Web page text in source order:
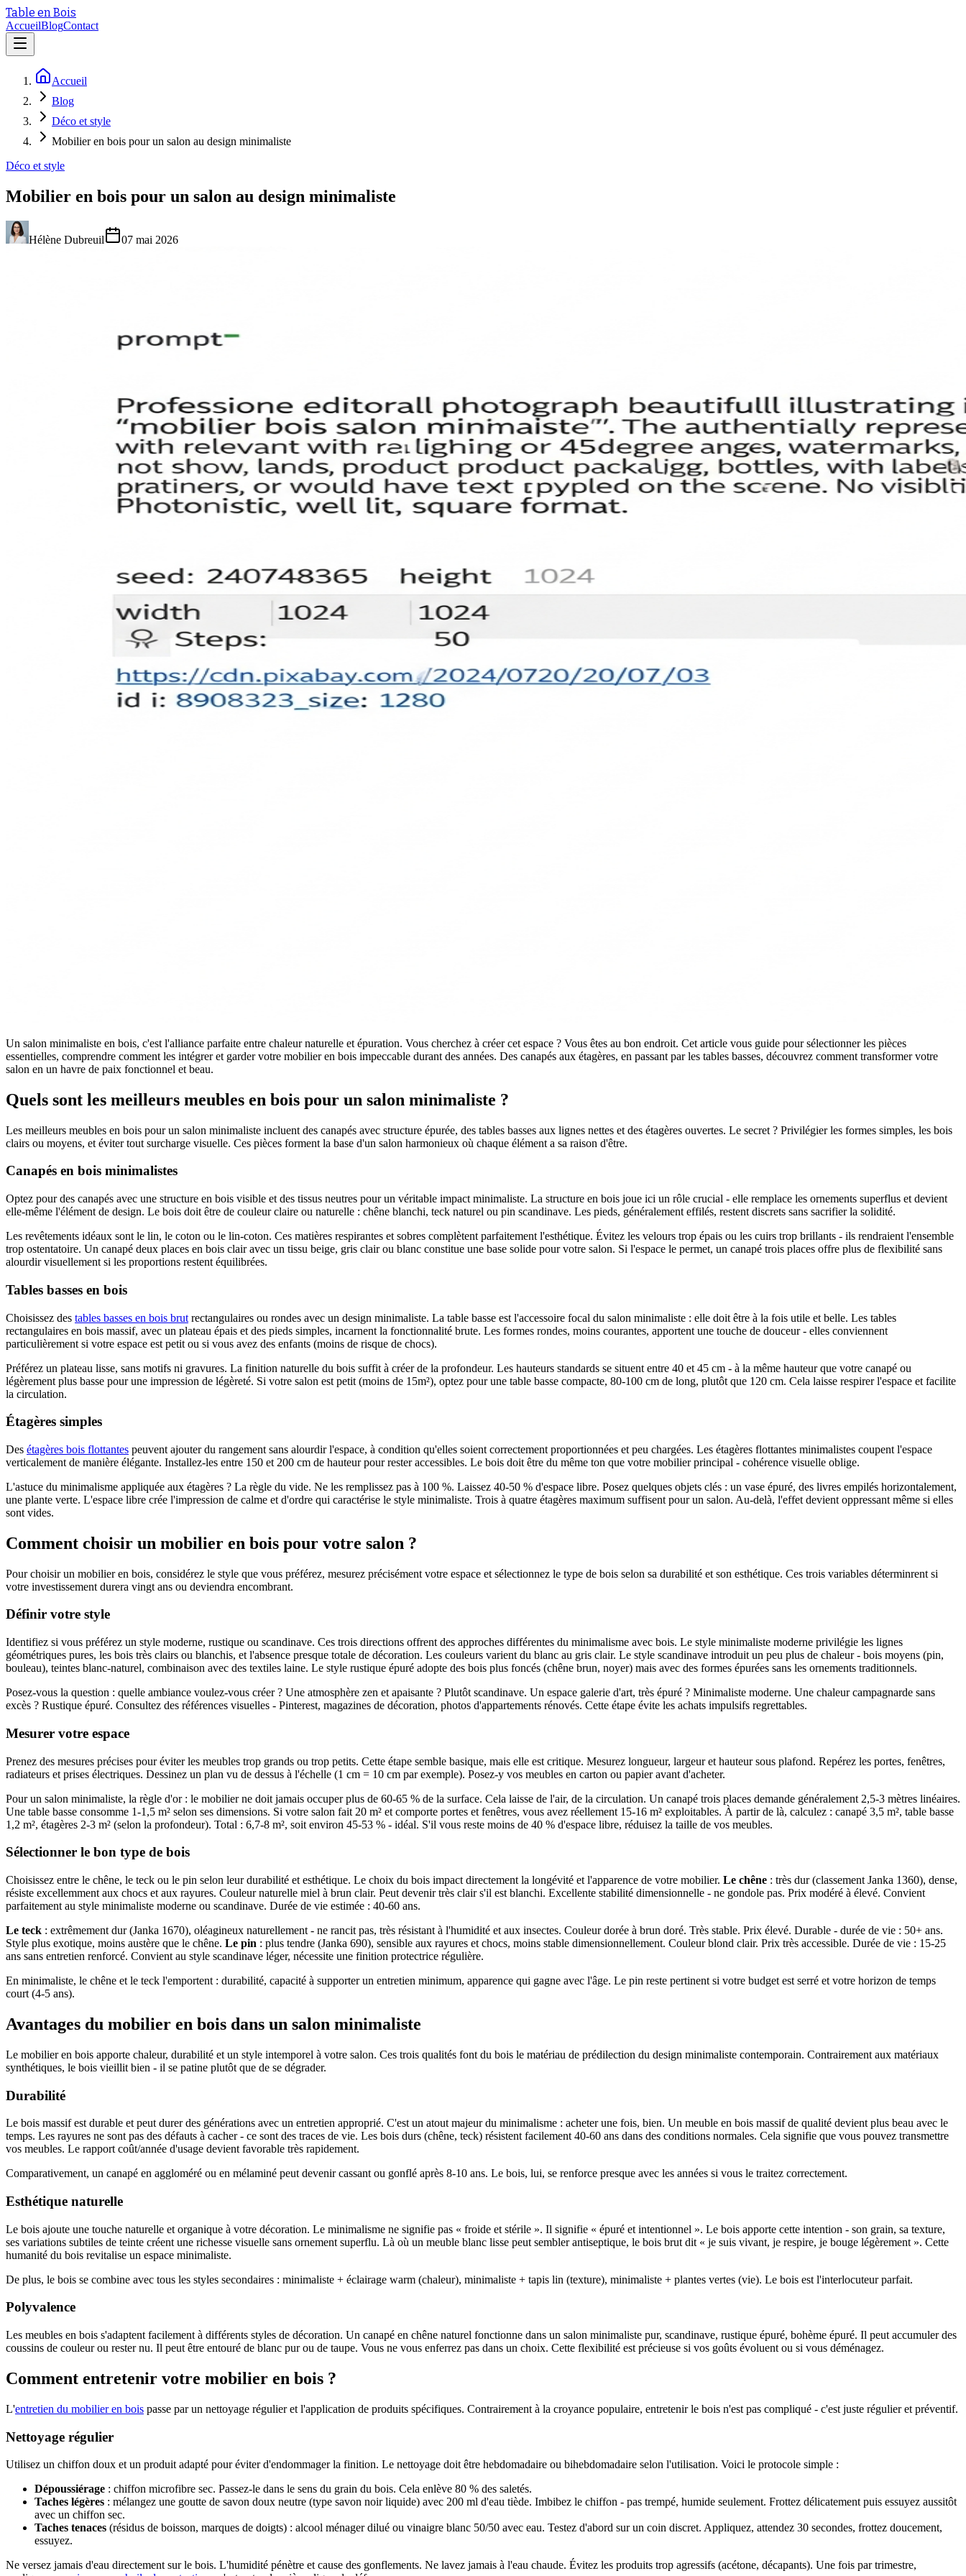
Table en Bois
AccueilBlogContact
Accueil
Blog
Déco et style
Mobilier en bois pour un salon au design minimaliste
Déco et style
Mobilier en bois pour un salon au design minimaliste
Hélène Dubreuil 07 mai 2026
Un salon minimaliste en bois, c'est l'alliance parfaite entre chaleur naturelle et épuration. Vous cherchez à créer cet espace ? Vous êtes au bon endroit. Cet article vous guide pour sélectionner les pièces
essentielles, comprendre comment les intégrer et garder votre mobilier en bois impeccable durant des années. Des canapés aux étagères, en passant par les tables basses, découvrez comment transformer votre
salon en un havre de paix fonctionnel et beau.
Quels sont les meilleurs meubles en bois pour un salon minimaliste ?
Les meilleurs meubles en bois pour un salon minimaliste incluent des canapés avec structure épurée, des tables basses aux lignes nettes et des étagères ouvertes. Le secret ? Privilégier les formes simples, les bois
clairs ou moyens, et éviter tout surcharge visuelle. Ces pièces forment la base d'un salon harmonieux où chaque élément a sa raison d'être.
Canapés en bois minimalistes
Optez pour des canapés avec une structure en bois visible et des tissus neutres pour un véritable impact minimaliste. La structure en bois joue ici un rôle crucial - elle remplace les ornements superflus et devient
elle-même l'élément de design. Le bois doit être de couleur claire ou naturelle : chêne blanchi, teck naturel ou pin scandinave. Les pieds, généralement effilés, restent discrets sans sacrifier la solidité.
Les revêtements idéaux sont le lin, le coton ou le lin-coton. Ces matières respirantes et sobres complètent parfaitement l'esthétique. Évitez les velours trop épais ou les cuirs trop brillants - ils rendraient l'ensemble
trop ostentatoire. Un canapé deux places en bois clair avec un tissu beige, gris clair ou blanc constitue une base solide pour votre salon. Si l'espace le permet, un canapé trois places offre plus de flexibilité sans
alourdir visuellement si les proportions restent équilibrées.
Tables basses en bois
Choisissez des tables basses en bois brut rectangulaires ou rondes avec un design minimaliste. La table basse est l'accessoire focal du salon minimaliste : elle doit être à la fois utile et belle. Les tables
rectangulaires en bois massif, avec un plateau épais et des pieds simples, incarnent la fonctionnalité brute. Les formes rondes, moins courantes, apportent une touche de douceur - elles conviennent
particulièrement si votre espace est petit ou si vous avez des enfants (moins de risque de chocs).
Préférez un plateau lisse, sans motifs ni gravures. La finition naturelle du bois suffit à créer de la profondeur. Les hauteurs standards se situent entre 40 et 45 cm - à la même hauteur que votre canapé ou
légèrement plus basse pour une impression de légèreté. Si votre salon est petit (moins de 15m²), optez pour une table basse compacte, 80-100 cm de long, plutôt que 120 cm. Cela laisse respirer l'espace et facilite
la circulation.
Étagères simples
Des étagères bois flottantes peuvent ajouter du rangement sans alourdir l'espace, à condition qu'elles soient correctement proportionnées et peu chargées. Les étagères flottantes minimalistes coupent l'espace
verticalement de manière élégante. Installez-les entre 150 et 200 cm de hauteur pour rester accessibles. Le bois doit être du même ton que votre mobilier principal - cohérence visuelle oblige.
L'astuce du minimalisme appliquée aux étagères ? La règle du vide. Ne les remplissez pas à 100 %. Laissez 40-50 % d'espace libre. Posez quelques objets clés : un vase épuré, des livres empilés horizontalement,
une plante verte. L'espace libre crée l'impression de calme et d'ordre qui caractérise le style minimaliste. Trois à quatre étagères maximum suffisent pour un salon. Au-delà, l'effet devient oppressant même si elles
sont vides.
Comment choisir un mobilier en bois pour votre salon ?
Pour choisir un mobilier en bois, considérez le style que vous préférez, mesurez précisément votre espace et sélectionnez le type de bois selon sa durabilité et son esthétique. Ces trois variables déterminrent si
votre investissement durera vingt ans ou deviendra encombrant.
Définir votre style
Identifiez si vous préférez un style moderne, rustique ou scandinave. Ces trois directions offrent des approches différentes du minimalisme avec bois. Le style minimaliste moderne privilégie les lignes
géométriques pures, les bois très clairs ou blanchis, et l'absence presque totale de décoration. Les couleurs varient du blanc au gris clair. Le style scandinave introduit un peu plus de chaleur - bois moyens (pin,
bouleau), teintes blanc-naturel, combinaison avec des textiles laine. Le style rustique épuré adopte des bois plus foncés (chêne brun, noyer) mais avec des formes épurées sans les ornements traditionnels.
Posez-vous la question : quelle ambiance voulez-vous créer ? Une atmosphère zen et apaisante ? Plutôt scandinave. Un espace galerie d'art, très épuré ? Minimaliste moderne. Une chaleur campagnarde sans
excès ? Rustique épuré. Consultez des références visuelles - Pinterest, magazines de décoration, photos d'appartements rénovés. Cette étape évite les achats impulsifs regrettables.
Mesurer votre espace
Prenez des mesures précises pour éviter les meubles trop grands ou trop petits. Cette étape semble basique, mais elle est critique. Mesurez longueur, largeur et hauteur sous plafond. Repérez les portes, fenêtres,
radiateurs et prises électriques. Dessinez un plan vu de dessus à l'échelle (1 cm = 10 cm par exemple). Posez-y vos meubles en carton ou papier avant d'acheter.
Pour un salon minimaliste, la règle d'or : le mobilier ne doit jamais occuper plus de 60-65 % de la surface. Cela laisse de l'air, de la circulation. Un canapé trois places demande généralement 2,5-3 mètres linéaires.
Une table basse consomme 1-1,5 m² selon ses dimensions. Si votre salon fait 20 m² et comporte portes et fenêtres, vous avez réellement 15-16 m² exploitables. À partir de là, calculez : canapé 3,5 m², table basse
1,2 m², étagères 2-3 m² (selon la profondeur). Total : 6,7-8 m², soit environ 45-53 % - idéal. S'il vous reste moins de 40 % d'espace libre, réduisez la taille de vos meubles.
Sélectionner le bon type de bois
Choisissez entre le chêne, le teck ou le pin selon leur durabilité et esthétique. Le choix du bois impact directement la longévité et l'apparence de votre mobilier. Le chêne : très dur (classement Janka 1360), dense,
résiste excellemment aux chocs et aux rayures. Couleur naturelle miel à brun clair. Peut devenir très clair s'il est blanchi. Excellente stabilité dimensionnelle - ne gondole pas. Prix modéré à élevé. Convient
parfaitement au style minimaliste moderne ou scandinave. Durée de vie estimée : 40-60 ans.
Le teck : extrêmement dur (Janka 1670), oléagineux naturellement - ne rancit pas, très résistant à l'humidité et aux insectes. Couleur dorée à brun doré. Très stable. Prix élevé. Durable - durée de vie : 50+ ans.
Style plus exotique, moins austère que le chêne. Le pin : plus tendre (Janka 690), sensible aux rayures et chocs, moins stable dimensionnellement. Couleur blond clair. Prix très accessible. Durée de vie : 15-25
ans sans entretien renforcé. Convient au style scandinave léger, nécessite une finition protectrice régulière.
En minimaliste, le chêne et le teck l'emportent : durabilité, capacité à supporter un entretien minimum, apparence qui gagne avec l'âge. Le pin reste pertinent si votre budget est serré et votre horizon de temps
court (4-5 ans).
Avantages du mobilier en bois dans un salon minimaliste
Le mobilier en bois apporte chaleur, durabilité et un style intemporel à votre salon. Ces trois qualités font du bois le matériau de prédilection du design minimaliste contemporain. Contrairement aux matériaux
synthétiques, le bois vieillit bien - il se patine plutôt que de se dégrader.
Durabilité
Le bois massif est durable et peut durer des générations avec un entretien approprié. C'est un atout majeur du minimalisme : acheter une fois, bien. Un meuble en bois massif de qualité devient plus beau avec le
temps. Les rayures ne sont pas des défauts à cacher - ce sont des traces de vie. Les bois durs (chêne, teck) résistent facilement 40-60 ans dans des conditions normales. Cela signifie que vous pouvez transmettre
vos meubles. Le rapport coût/année d'usage devient favorable très rapidement.
Comparativement, un canapé en aggloméré ou en mélaminé peut devenir cassant ou gonflé après 8-10 ans. Le bois, lui, se renforce presque avec les années si vous le traitez correctement.
Esthétique naturelle
Le bois ajoute une touche naturelle et organique à votre décoration. Le minimalisme ne signifie pas « froide et stérile ». Il signifie « épuré et intentionnel ». Le bois apporte cette intention - son grain, sa texture,
ses variations subtiles de teinte créent une richesse visuelle sans ornement superflu. Là où un meuble blanc lisse peut sembler antiseptique, le bois brut dit « je suis vivant, je respire, je bouge légèrement ». Cette
humanité du bois revitalise un espace minimaliste.
De plus, le bois se combine avec tous les styles secondaires : minimaliste + éclairage warm (chaleur), minimaliste + tapis lin (texture), minimaliste + plantes vertes (vie). Le bois est l'interlocuteur parfait.
Polyvalence
Les meubles en bois s'adaptent facilement à différents styles de décoration. Un canapé en chêne naturel fonctionne dans un salon minimaliste pur, scandinave, rustique épuré, bohème épuré. Il peut accumuler des
coussins de couleur ou rester nu. Il peut être entouré de blanc pur ou de taupe. Vous ne vous enferrez pas dans un choix. Cette flexibilité est précieuse si vos goûts évoluent ou si vous déménagez.
Comment entretenir votre mobilier en bois ?
L'entretien du mobilier en bois passe par un nettoyage régulier et l'application de produits spécifiques. Contrairement à la croyance populaire, entretenir le bois n'est pas compliqué - c'est juste régulier et préventif.
Nettoyage régulier
Utilisez un chiffon doux et un produit adapté pour éviter d'endommager la finition. Le nettoyage doit être hebdomadaire ou bihebdomadaire selon l'utilisation. Voici le protocole simple :
Dépoussiérage : chiffon microfibre sec. Passez-le dans le sens du grain du bois. Cela enlève 80 % des saletés.
Taches légères : mélangez une goutte de savon doux neutre (type savon noir liquide) avec 200 ml d'eau tiède. Imbibez le chiffon - pas trempé, humide seulement. Frottez délicatement puis essuyez aussitôt
avec un chiffon sec.
Taches tenaces (résidus de boisson, marques de doigts) : alcool ménager dilué ou vinaigre blanc 50/50 avec eau. Testez d'abord sur un coin discret. Appliquez, attendez 30 secondes, frottez doucement,
essuyez.
Ne versez jamais d'eau directement sur le bois. L'humidité pénètre et cause des gonflements. Ne lavez jamais à l'eau chaude. Évitez les produits trop agressifs (acétone, décapants). Une fois par trimestre,